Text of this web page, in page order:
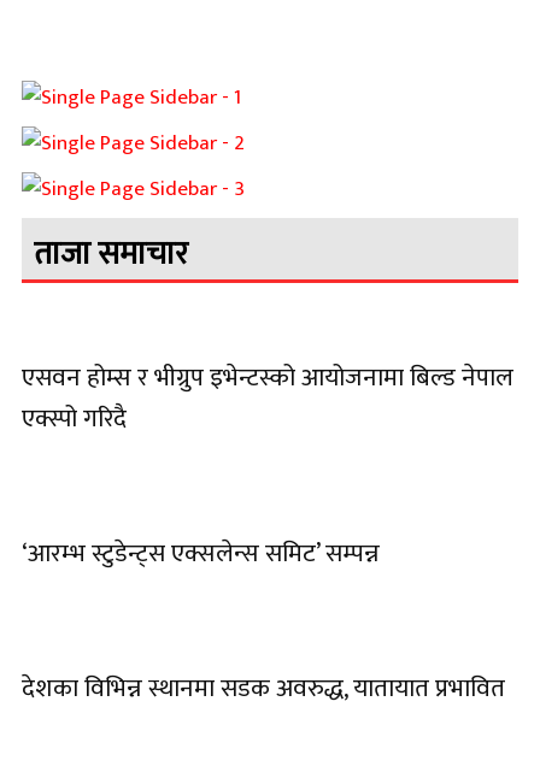
ताजा समाचार
एसवन होम्स र भीग्रुप इभेन्टस्को आयोजनामा बिल्ड नेपाल
एक्स्पो गरिदै
‘आरम्भ स्टुडेन्ट्स एक्सलेन्स समिट’ सम्पन्न
देशका विभिन्न स्थानमा सडक अवरुद्ध, यातायात प्रभावित